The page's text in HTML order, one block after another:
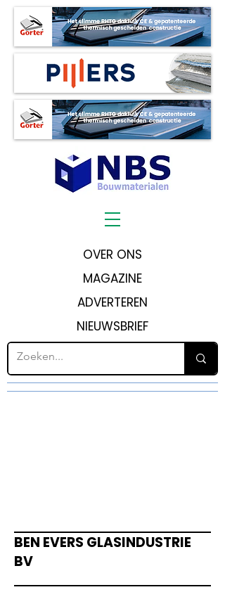
OVER ONS
MAGAZINE
ADVERTEREN
NIEUWSBRIEF
BEN EVERS GLASINDUSTRIE
BV